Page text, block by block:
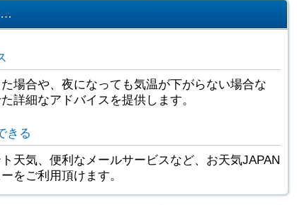
…
場合や、夜になっても気温が下がらない場合な
詳細なアドバイスを提供します。
きる
天気、便利なメールサービスなど、お天気JAPAN
をご利用頂けます。